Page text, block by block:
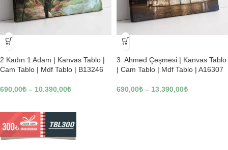
-23%
2 Kadın 1 Adam | Kanvas Tablo |
Cam Tablo | Mdf Tablo | B13246
690,00₺ – 10.390,00₺
-23%
3. Ahmed Çeşmesi | Kanvas Tablo
| Cam Tablo | Mdf Tablo | A16307
690,00₺ – 13.390,00₺